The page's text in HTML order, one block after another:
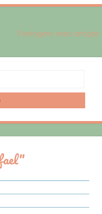
Postagens mais antigas